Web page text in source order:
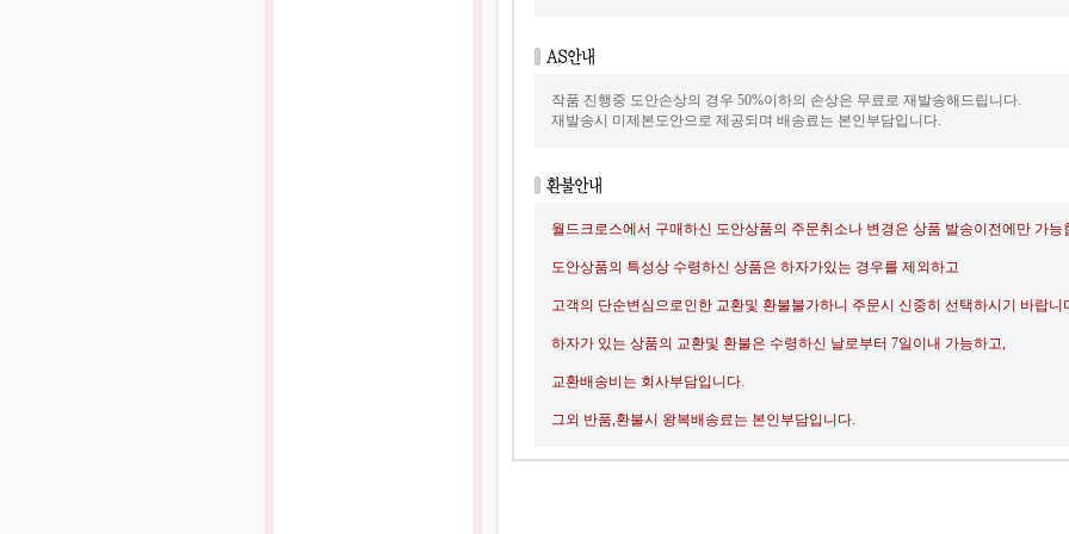
작품 진행중 도안손상의 경우 50%이하의 손상은 무료로 재발송해드립니다.
재발송시 미제본도안으로 제공되며 배송료는 본인부담입니다.
월드크로스에서 구매하신 도안상품의 주문취소나 변경은 상품 발송이전에만 가능
도안상품의 특성상 수령하신 상품은 하자가있는 경우를 제외하고
고객의 단순변심으로인한 교환및 환불불가하니 주문시 신중히 선택하시기 바랍니
하자가 있는 상품의 교환및 환불은 수령하신 날로부터 7일이내 가능하고,
교환배송비는 회사부담입니다.
그외 반품,환불시 왕복배송료는 본인부담입니다.